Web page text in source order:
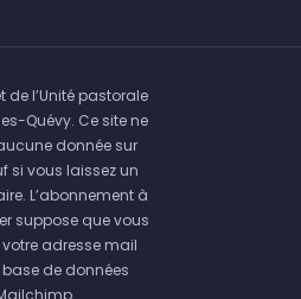
de l’Unité pastorale
Quévy. Ce site ne
donnée sur
si vous laissez un
L’abonnement à
suppose que vous
adresse mail
de données